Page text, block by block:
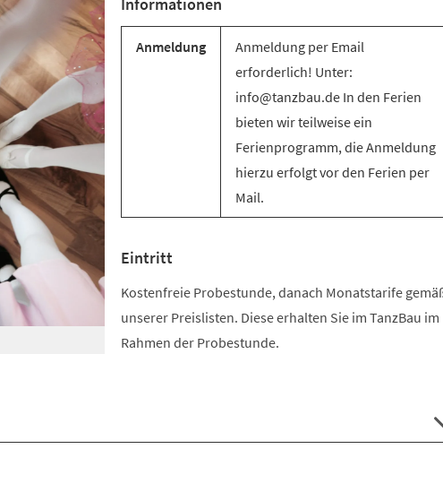
Anmeldung
Anmeldung per Email
erforderlich! Unter:
info@tanzbau.de In den Ferien
bieten wir teilweise ein
Ferienprogramm, die Anmeldung
hierzu erfolgt vor den Ferien per
Mail.
Eintritt
Kostenfreie Probestunde, danach Monatstarife
unserer Preislisten. Diese erhalten Sie im TanzBau im
Rahmen der Probestunde.